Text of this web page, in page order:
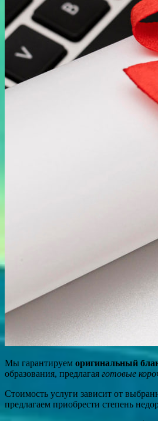
Мы гарантируем оригинальный
образования, предлагая готовые
Стоимость услуги зависит от
предлагаем приобрести степень